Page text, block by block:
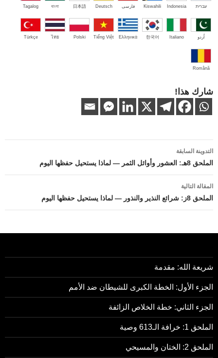
עברית Indonesia
Kiswahili فارسی Deutsch
日本語
বাংলা
Tagalog
اُردو Italiano
한국어
Ελληνικά
Tiếng Việt
Polski
ไทย
Türkçe
Română
شارك هذا!
تصفّح
المقالات
التدوينة السابقة
الملحق 8هـ: العشور وأوائل الثمر — لماذا يستحيل حفظها اليوم
المقالة التالية
الملحق 8ز: شرائع النذير والنذور — لماذا يستحيل حفظها اليوم
شريعة الله: مقدمة
الجزء الأول: الخطة الكبرى للشيطان ضد الأمم
الجزء الثاني: خطة الخلاص الزائفة
الملحق 1: خرافة الـ613 وصية
الملحق 2: الختان والمسيحي